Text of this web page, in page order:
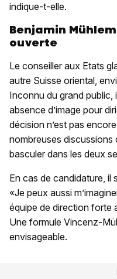
indique-t-elle.
Benjamin
ouverte
Le conseiller aux Etats
autre Suisse oriental,
Inconnu du grand
absence d’image pour
décision n’est pas
nombreuses
basculer dans les deux
En cas de candidature, il
«Je peux aussi
équipe de direction forte
Une formule Vincenz-
envisageable.